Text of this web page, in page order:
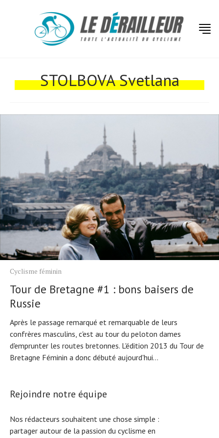
STOLBOVA Svetlana
Cyclisme féminin
Tour de Bretagne #1 : bons baisers de
Russie
Après le passage remarqué et remarquable de leurs
confrères masculins, c'est au tour du peloton dames
d'emprunter les routes bretonnes. L'édition 2013 du Tour de
Bretagne Féminin a donc débuté aujourd'hui...
Rejoindre notre équipe
Nos rédacteurs souhaitent une chose simple :
partager autour de la passion du cyclisme en
Tests de produits
Tous nos articles
À propos